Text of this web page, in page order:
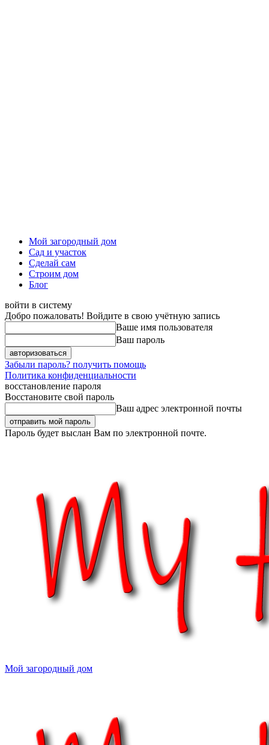
Мой загородный дом
Сад и участок
Сделай сам
Строим дом
Блог
войти в систему
Добро пожаловать! Войдите в свою учётную запись
Ваше имя пользователя
Ваш пароль
Забыли пароль? получить помощь
Политика конфиденциальности
восстановление пароля
Восстановите свой пароль
Ваш адрес электронной почты
Пароль будет выслан Вам по электронной почте.
Мой загородный дом